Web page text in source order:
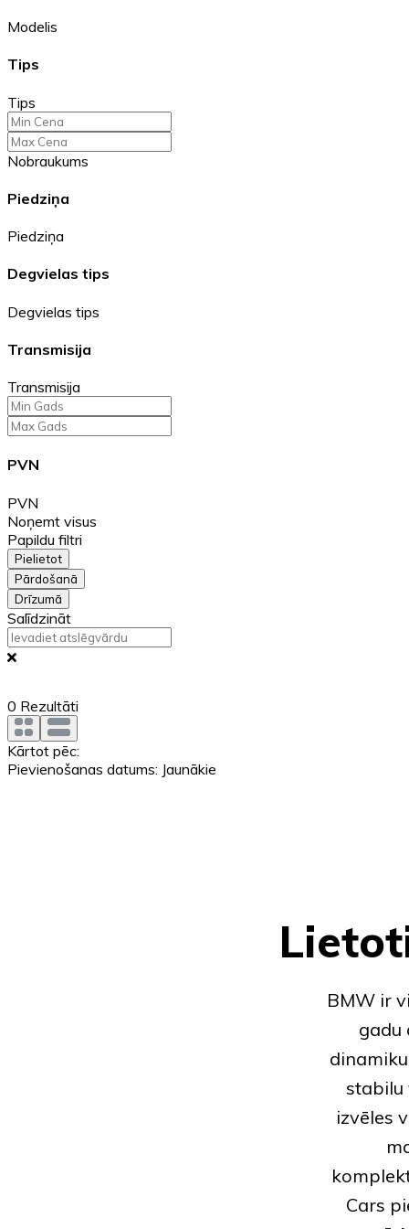
Modelis
Tips
Tips
Nobraukums
Piedziņa
Piedziņa
Degvielas tips
Degvielas tips
Transmisija
Transmisija
PVN
PVN
Noņemt visus
Papildu filtri
Pielietot
Pārdošanā
Drīzumā
Salīdzināt
0 Rezultāti
Kārtot pēc:
Pievienošanas datums: Jaunākie
BMWir
gadu
stabilu
izvēles
Cars